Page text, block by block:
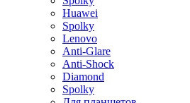
Huawei
Spolky
Lenovo
Anti-Glare
Anti-Shock
Diamond
Spolky